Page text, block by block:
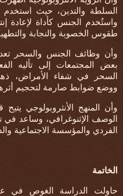
السلطة والتدين، حيث
واستُخدم الجنس كأداة لإعادة
طقوس الخصوبة والنجابة
وأن وظائف الجنس والسحر
بعض المجتمعات إلى تأليه
السحر في شفاء الأمراض،
ووضع ضوابط صارمة لتحجيم
وأن المنهج الأنثروبولوجي
الوصف الإثنوغرافي، وساعد في
الفردي والمؤسسة الاجتماعية
الخاتمة
حاولت الدراسة الغوص في